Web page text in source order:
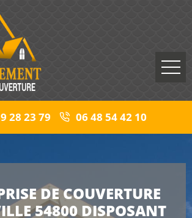
28 23 79 06 48 54 42 10
DE COUVERTURE
54800 DISPOSANT